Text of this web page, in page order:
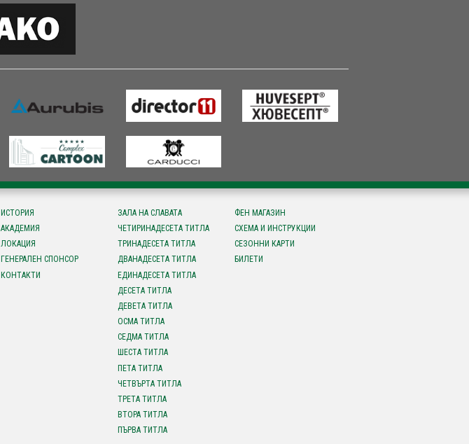
ИСТОРИЯ
АКАДЕМИЯ
ЛОКАЦИЯ
ГЕНЕРАЛЕН СПОНСОР
КОНТАКТИ
ЗАЛА НА СЛАВАТА
ЧЕТИРИНАДЕСЕТА ТИТЛА
ТРИНАДЕСЕТА ТИТЛА
ДВАНАДЕСЕТА ТИТЛА
ЕДИНАДЕСЕТА ТИТЛА
ДЕСЕТА ТИТЛА
ДЕВЕТА ТИТЛА
ОСМА ТИТЛА
СЕДМА ТИТЛА
ШЕСТА ТИТЛА
ПЕТА ТИТЛА
ЧЕТВЪРТА ТИТЛА
ТРЕТА ТИТЛА
ВТОРА ТИТЛА
ПЪРВА ТИТЛА
ФЕН МАГАЗИН
СХЕМА И ИНСТРУКЦИИ
СЕЗОННИ КАРТИ
БИЛЕТИ